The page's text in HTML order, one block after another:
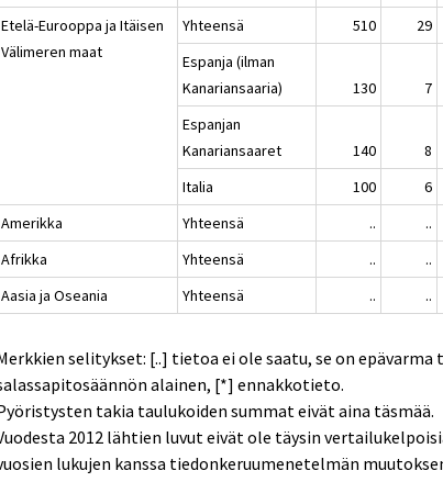
Etelä-Eurooppa ja Itäisen
Välimeren maat
Yhteensä 510 29
Espanja (ilman
Kanariansaaria)
130 7
Espanjan
Kanariansaaret
140 8
Italia
100 6
Amerikka
Yhteensä .. ..
Afrikka
Yhteensä .. ..
Aasia ja Oseania
Yhteensä .. ..
selitykset: [..] tietoa ei ole saatu, se on epävarma
alainen, [*] ennakkotieto.
takia taulukoiden summat eivät aina täsmää.
2012 lähtien luvut eivät ole täysin
lukujen kanssa tiedonkeruumenetelmän